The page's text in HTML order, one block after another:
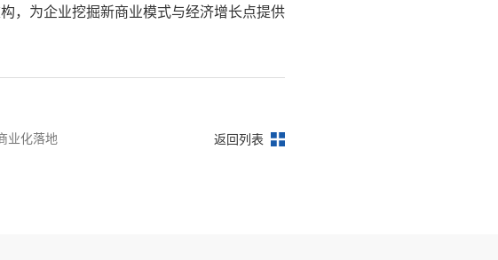
，为企业挖掘新商业模式与经济增长点提供
业化落地
返回列表